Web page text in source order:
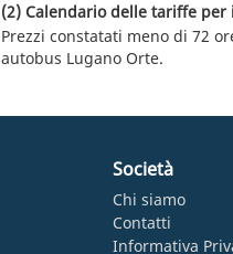
(2) Calendario delle tariffe
Prezzi constatati meno di 72
autobus Lugano Orte.
Società
Chi siamo
Contatti
Informativa